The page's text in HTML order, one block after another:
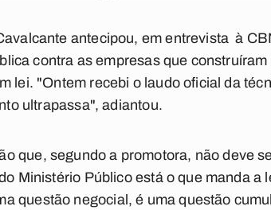
antecipou, em entrevista à
contra as empresas que
lei. "Ontem recebi o laudo oficial da
ultrapassa", adiantou.
que, segundo a promotora, não deve
Ministério Público está o que manda a
questão negocial, é uma questão